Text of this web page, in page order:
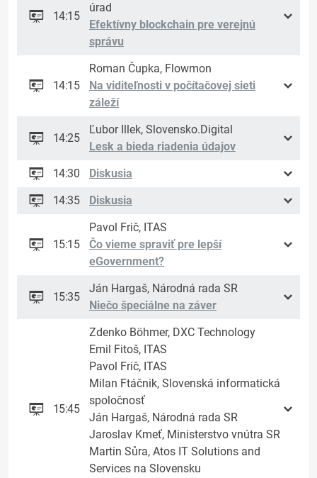
14:15
úrad
Efektívny blockchain pre verejnú
správu
14:15
Roman Čupka, Flowmon
Na viditeľnosti v počítačovej sieti
záleží
14:25
Ľubor Illek, Slovensko.Digital
Lesk a bieda riadenia údajov
14:30
Diskusia
14:35
Diskusia
15:15
Pavol Frič, ITAS
Čo vieme spraviť pre lepší
eGovernment?
15:35
Ján Hargaš, Národná rada SR
Niečo špeciálne na záver
15:45
Zdenko Böhmer, DXC Technology
Emil Fitoš, ITAS
Pavol Frič, ITAS
Milan Ftáčnik, Slovenská informatická
spoločnosť
Ján Hargaš, Národná rada SR
Jaroslav Kmeť, Ministerstvo vnútra SR
Martin Sůra, Atos IT Solutions and
Services na Slovensku